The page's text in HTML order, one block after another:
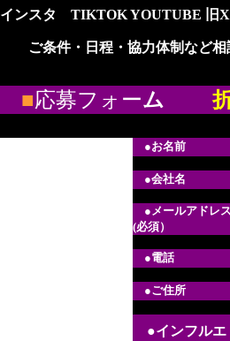
インスタ TIKTOK YOUTUBE 旧X
ご条件・日程・協力体制など相
■応募フォーム
●お名前
●会社名
●メールアドレス
(必須）
●電話
●ご住所
●インフルエ